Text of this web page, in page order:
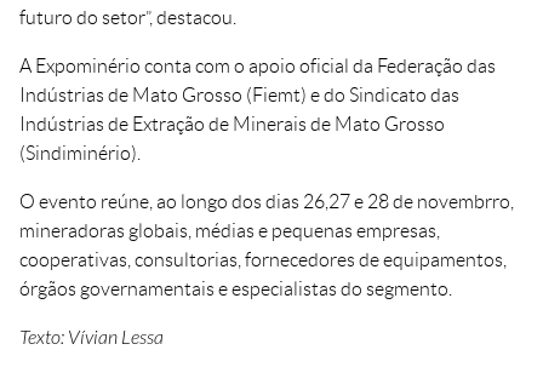
futuro do setor”, destacou.
A Expominério conta com o apoio oficial da Federação das
Indústrias de Mato Grosso (Fiemt) e do Sindicato das
Indústrias de Extração de Minerais de Mato Grosso
(Sindiminério).
O evento reúne, ao longo dos dias 26,27 e 28 de novembrro,
mineradoras globais, médias e pequenas empresas,
cooperativas, consultorias, fornecedores de equipamentos,
órgãos governamentais e especialistas do segmento.
Texto: Vívian Lessa